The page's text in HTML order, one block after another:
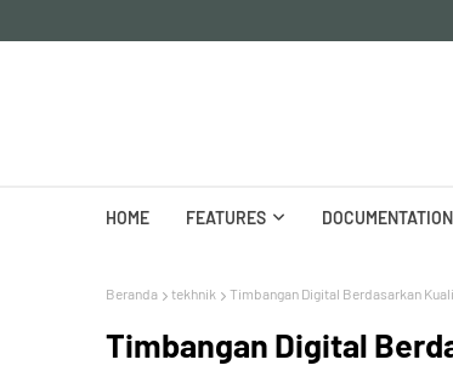
HOME FEATURES DOCUMENTATION
Beranda tekhnik Timbangan Digital Berdasarkan
Timbangan Digital